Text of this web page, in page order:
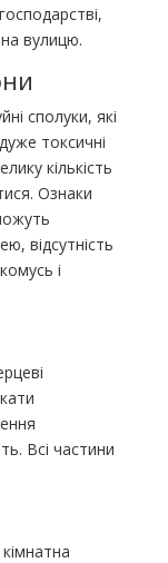
вулицю.
сполуки, які
токсичні
кількість
Ознаки
відсутність
і
Всі частини